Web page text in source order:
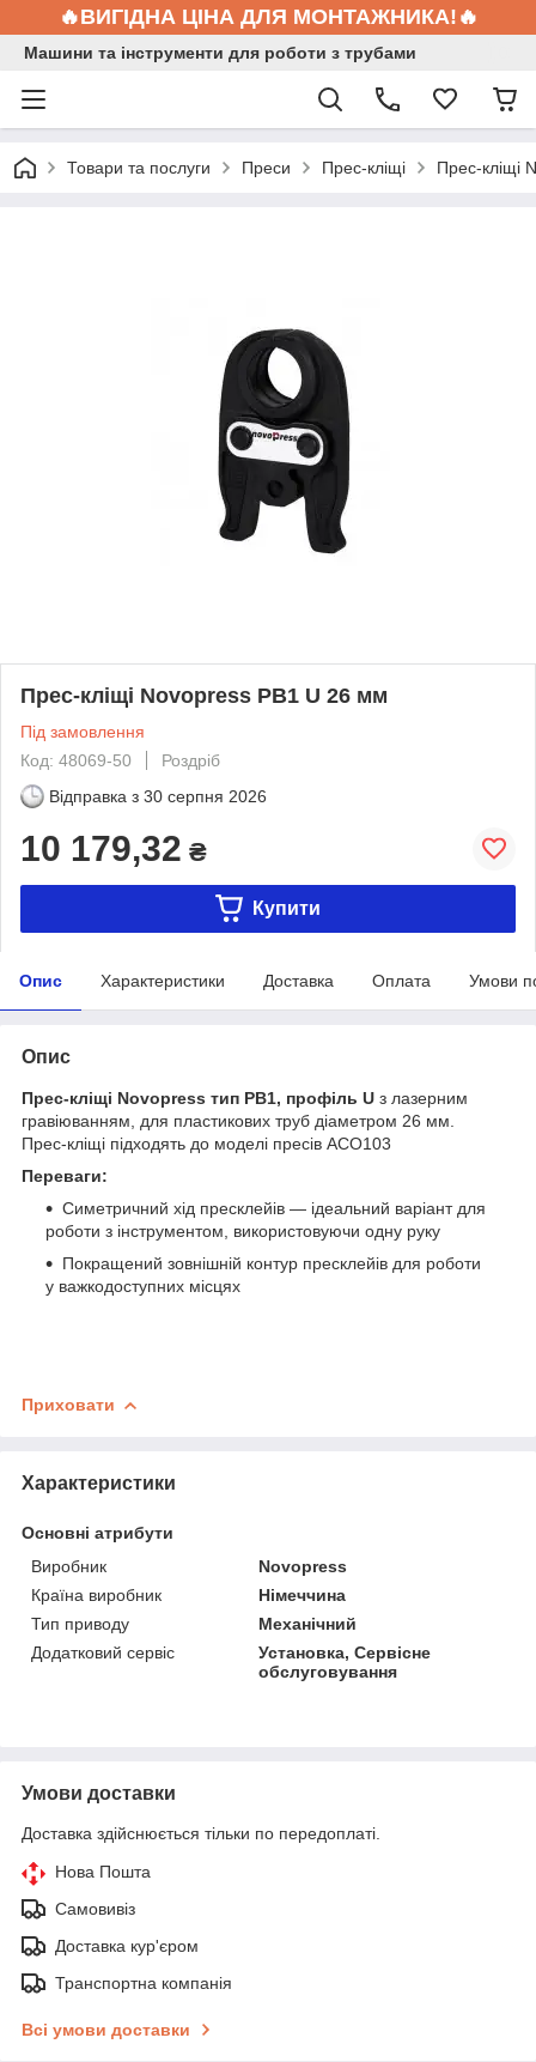
🔥ВИГІДНА ЦІНА ДЛЯ МОНТАЖНИКА!🔥
Машини та інструменти для роботи з трубами
Товари та послуги Преси Прес-кліщі Прес-кліщі
Прес-кліщі Novopress PB1 U 26 мм
Під замовлення
Код: 48069-50
Роздріб
Відправка з 30 серпня 2026
10 179,32 ₴
Купити
Опис Характеристики Доставка Оплата Умови
Опис
Прес-кліщі Novopress тип PB1, профіль U з лазерним
гравіюванням, для пластикових труб діаметром 26 мм.
Прес-кліщі підходять до моделі пресів ACO103
Переваги:
Симетричний хід пресклейів — ідеальний варіант для
роботи з інструментом, використовуючи одну руку
Покращений зовнішній контур пресклейів для роботи
у важкодоступних місцях
Приховати
Характеристики
Основні атрибути
Виробник
Novopress
Країна виробник
Німеччина
Тип приводу
Механічний
Додатковий сервіс
Установка, Сервісне
обслуговування
Умови доставки
Доставка здійснюється тільки по передоплаті.
Нова Пошта
Самовивіз
Доставка кур'єром
Транспортна компанія
Всі умови доставки